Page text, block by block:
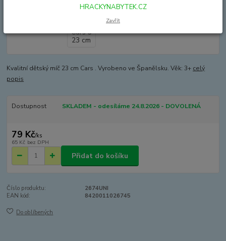
Kvalitní dětský míč 23 cm Cars . Vyrobeno ve Španělsku. Věk: 3+ celý
popis
Dostupnost SKLADEM - odesíláme 24.8.2026 - DOVOLENÁ
79 Kč/ks
65 Kč bez DPH
Přidat do košíku
Číslo produktu:
2674UNI
EAN kód:
8420011026745
Do oblíbených
HRACKYNABYTEK.CZ
Zavřít